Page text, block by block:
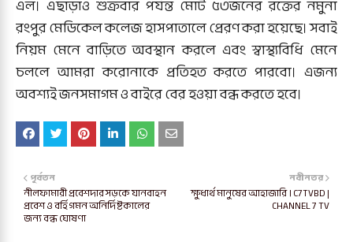
এল। এছাড়াও শুক্রবার পর্যন্ত মোট ৫৩জনের রক্তের নমুনা
রংপুর মেডিকেল কলেজ হাসপাতালে প্রেরণ করা হয়েছে। সবাই
নিয়ম মেনে বাড়িতে অবস্থান করলে এবং স্বাস্থ্যবিধি মেনে
চললে আমরা করোনাকে প্রতিহত করতে পারবো। এজন্য
অবশ্যই জনসমাগম ও বাইরে বের হওয়া বন্ধ করতে হবে।
নবীনতর
ক্ষুধার্থ মানুষের আহাজারি । C7TVBD |
CHANNEL 7 TV
পূর্বতন
নীলফামারী প্রবেশদার সড়কে যানবাহন
প্রবেশ ও বর্হিগমন অনির্দিষ্টকালের
জন্য বন্ধ ঘোষণা